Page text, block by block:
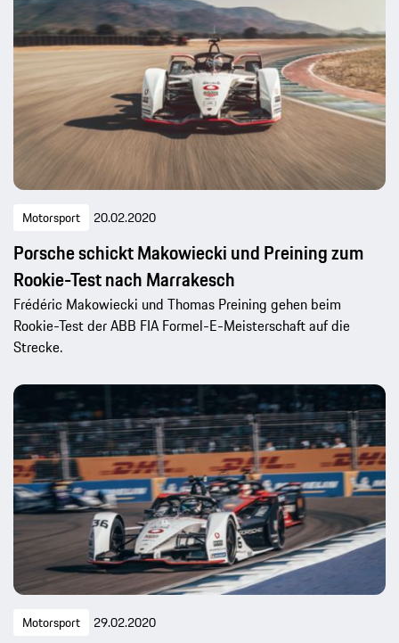
Motorsport 20.02.2020
Porsche schickt Makowiecki und Preining zum
Rookie-Test nach Marrakesch
Frédéric Makowiecki und Thomas Preining gehen beim
Rookie-Test der ABB FIA Formel-E-Meisterschaft auf die
Strecke.
Motorsport 29.02.2020